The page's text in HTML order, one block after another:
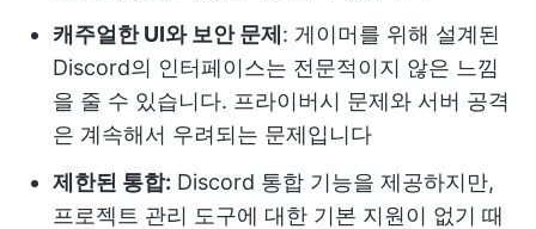
캐주얼한 UI와 보안 문제: 게이머를 위해 설계된
Discord의 인터페이스는 전문적이지 않은 느낌
을 줄 수 있습니다. 프라이버시 문제와 서버 공격
은 계속해서 우려되는 문제입니다
제한된 통합: Discord 통합 기능을 제공하지만,
프로젝트 관리 도구에 대한 기본 지원이 없기 때